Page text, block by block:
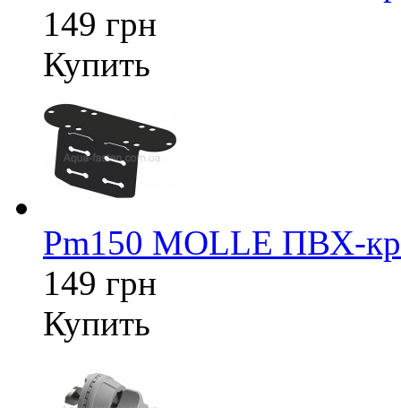
149 грн
Купить
Pm150 MOLLE ПВХ-
149 грн
Купить